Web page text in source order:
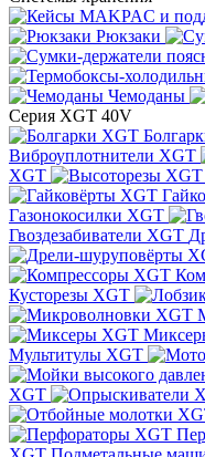
Рюкзаки
Чемоданы
Серия XGT 40V
Виброуплотнители XGT
XGT
Газонокосилки XGT
Гвоздезабиватели XGT
Кусторезы XGT
Мультитулы XGT
XGT